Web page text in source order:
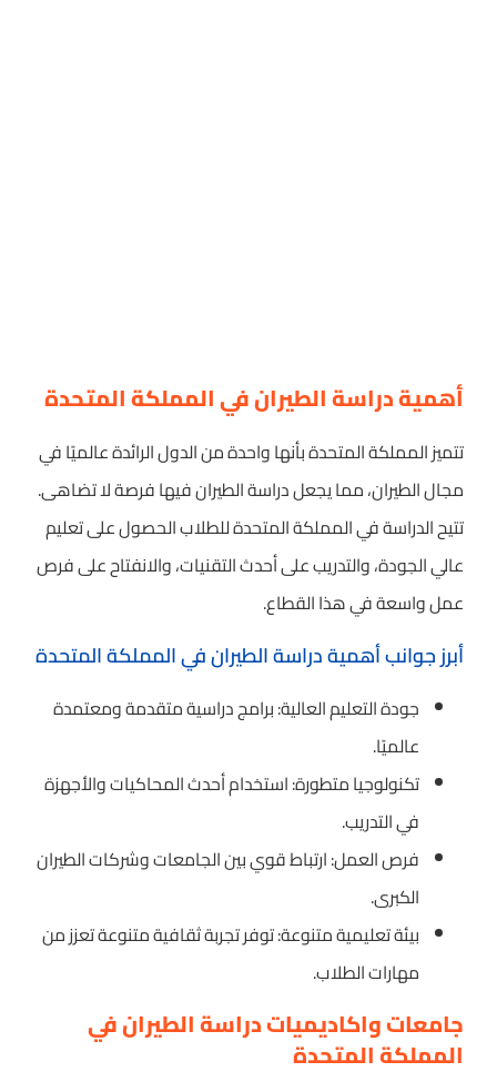
أهمية دراسة الطيران في المملكة المتحدة
تتميز المملكة المتحدة بأنها واحدة من الدول الرائدة عالميًا في
مجال الطيران، مما يجعل دراسة الطيران فيها فرصة لا تضاهى.
تتيح الدراسة في المملكة المتحدة للطلاب الحصول على تعليم
عالي الجودة، والتدريب على أحدث التقنيات، والانفتاح على فرص
عمل واسعة في هذا القطاع.
أبرز جوانب أهمية دراسة الطيران في المملكة المتحدة
جودة التعليم العالية: برامج دراسية متقدمة ومعتمدة
عالميًا.
تكنولوجيا متطورة: استخدام أحدث المحاكيات والأجهزة
في التدريب.
فرص العمل: ارتباط قوي بين الجامعات وشركات الطيران
الكبرى.
بيئة تعليمية متنوعة: توفر تجربة ثقافية متنوعة تعزز من
مهارات الطلاب.
جامعات واكاديميات دراسة الطيران في
المملكة المتحدة